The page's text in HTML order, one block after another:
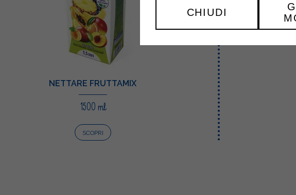
NETTARE FRUTTAMIX
1500 ml
SCOPRI
CHIUDI